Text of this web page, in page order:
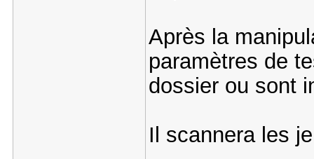
Après la
paramètres de
dossier ou sont
Il scannera les